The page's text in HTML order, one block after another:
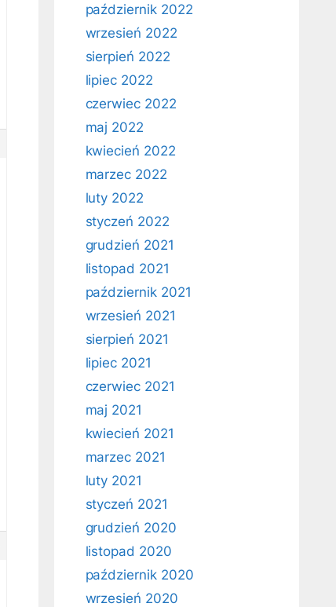
październik 2022
wrzesień 2022
sierpień 2022
lipiec 2022
czerwiec 2022
maj 2022
kwiecień 2022
marzec 2022
luty 2022
styczeń 2022
grudzień 2021
listopad 2021
październik 2021
wrzesień 2021
sierpień 2021
lipiec 2021
czerwiec 2021
maj 2021
kwiecień 2021
marzec 2021
luty 2021
styczeń 2021
grudzień 2020
listopad 2020
październik 2020
wrzesień 2020